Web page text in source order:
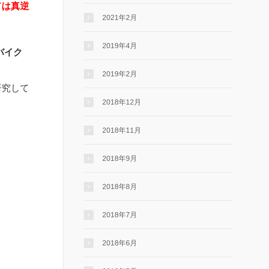
真逆
イク
して
2021年2月
2019年4月
2019年2月
2018年12月
2018年11月
2018年9月
2018年8月
2018年7月
2018年6月